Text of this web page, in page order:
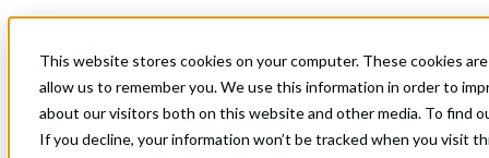
This website stores cookies on your computer. These cookies
allow us to remember you. We use this information in order to
about our visitors both on this website and other media. To find
If you decline, your information won’t be tracked when you visit
Sijoittajasuhteet